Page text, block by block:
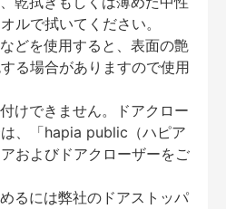
ルで拭いてください。
どを使用すると、表面の艶
る場合がありますので使用
けできません。ドアクロー
、「hapia public（ハピア
およびドアクローザーをご
るには弊社のドアストッパ